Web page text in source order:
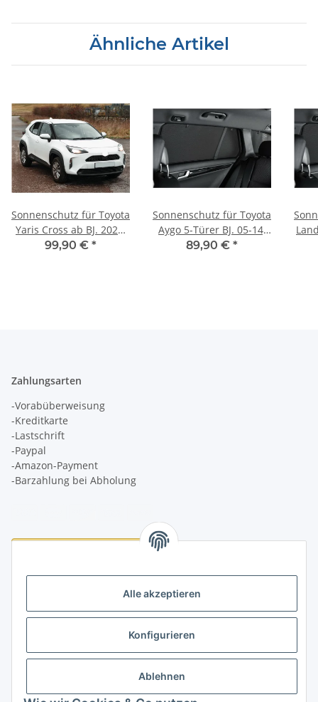
Alle akzeptieren
Konfigurieren
Ablehnen
Ähnliche Artikel
Sonnenschutz für Toyota
Yaris Cross ab BJ. 2020,
4-teilig
99,90 € *
Sonnenschutz für Toyota
Aygo 5-Türer BJ. 05-14,
4-teilig
89,90 € *
Zahlungsarten
-Vorabüberweisung
-Kreditkarte
-Lastschrift
-Paypal
-Amazon-Payment
-Barzahlung bei Abholung
Informationen
Rechtliches